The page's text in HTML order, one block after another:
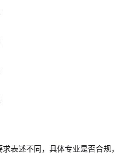
表述不同，具体专业是否合